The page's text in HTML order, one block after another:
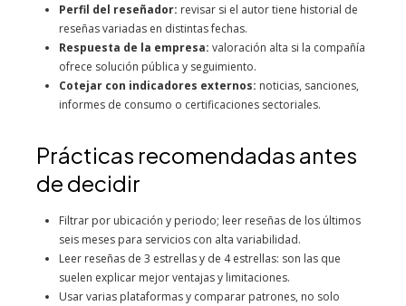
Perfil del reseñador: revisar si el autor tiene historial de
reseñas variadas en distintas fechas.
Respuesta de la empresa: valoración alta si la compañía
ofrece solución pública y seguimiento.
Cotejar con indicadores externos: noticias, sanciones,
informes de consumo o certificaciones sectoriales.
Prácticas recomendadas antes
de decidir
Filtrar por ubicación y periodo; leer reseñas de los últimos
seis meses para servicios con alta variabilidad.
Leer reseñas de 3 estrellas y de 4 estrellas: son las que
suelen explicar mejor ventajas y limitaciones.
Usar varias plataformas y comparar patrones, no solo